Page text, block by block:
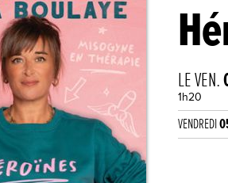
LE VEN.
1h20
VENDREDI